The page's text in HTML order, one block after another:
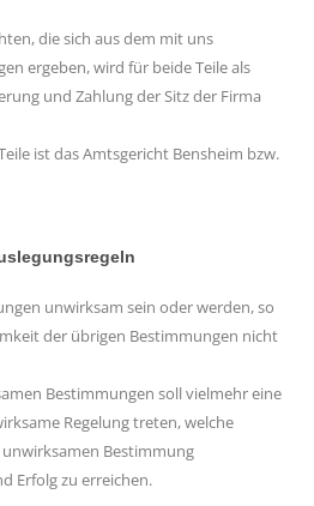
die sich aus dem mit uns
ergeben, wird für beide Teile als
und Zahlung der Sitz der Firma
ist das Amtsgericht Bensheim bzw.
unwirksam sein oder werden, so
der übrigen Bestimmungen nicht
Bestimmungen soll vielmehr eine
Regelung treten, welche
Bestimmung
Erfolg zu erreichen.